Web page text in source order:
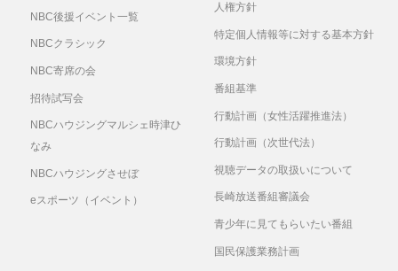
NBC後援イベント一覧
NBCクラシック
NBC寄席の会
招待試写会
NBCハウジングマルシェ時津ひ
なみ
NBCハウジングさせぼ
eスポーツ（イベント）
人権方針
特定個人情報等に対する基本方針
環境方針
番組基準
行動計画（女性活躍推進法）
行動計画（次世代法）
視聴データの取扱いについて
長崎放送番組審議会
青少年に見てもらいたい番組
国民保護業務計画